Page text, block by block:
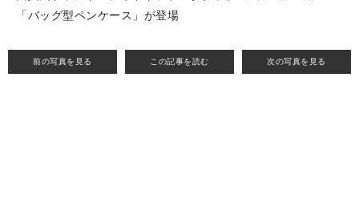
前の写真を見る この記事を読む 次の写真を見る
「バッグ型ペンケース」が登場